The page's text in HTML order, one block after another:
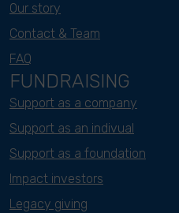
Our story
Contact & Team
FAQ
FUNDRAISING
Support as a company
Support as an indivual
Support as a foundation
Impact investors
Legacy giving